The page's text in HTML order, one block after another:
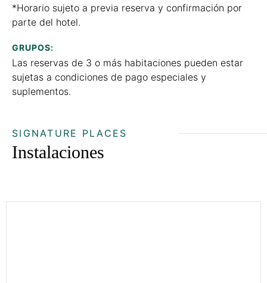
*Horario sujeto a previa reserva y confirmación por
parte del hotel.
GRUPOS:
Las reservas de 3 o más habitaciones pueden estar
sujetas a condiciones de pago especiales y
suplementos.
SIGNATURE PLACES
Instalaciones